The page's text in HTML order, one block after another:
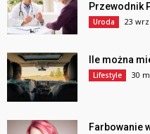
Przewodnik
Uroda 23
Ile można
Lifestyle 30
Farbowanie